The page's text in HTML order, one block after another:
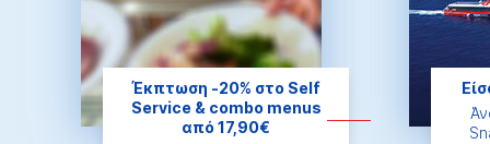
Έκπτωση -20% στο Self
Service & combo menus
από 17,90€